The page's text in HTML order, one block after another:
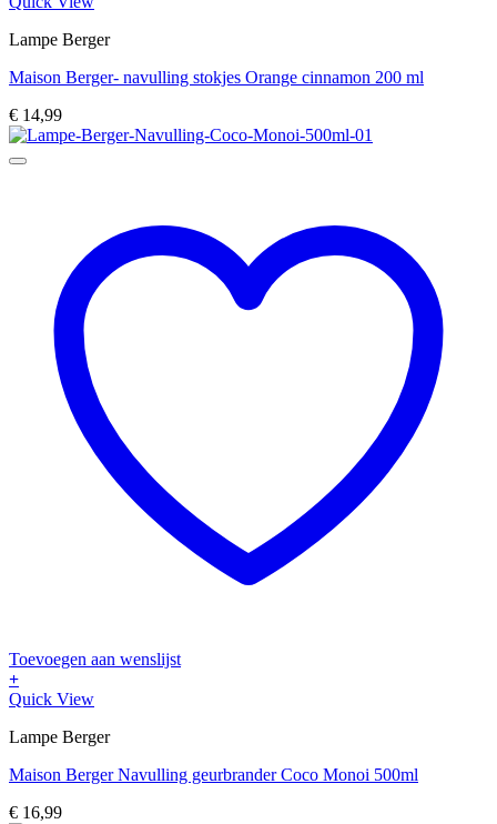
Lampe Berger
Maison Berger- navulling stokjes Orange cinnamon 200 ml
€ 14,99
Toevoegen aan wenslijst
+
Quick View
Lampe Berger
Maison Berger Navulling geurbrander Coco Monoi 500ml
€ 16,99